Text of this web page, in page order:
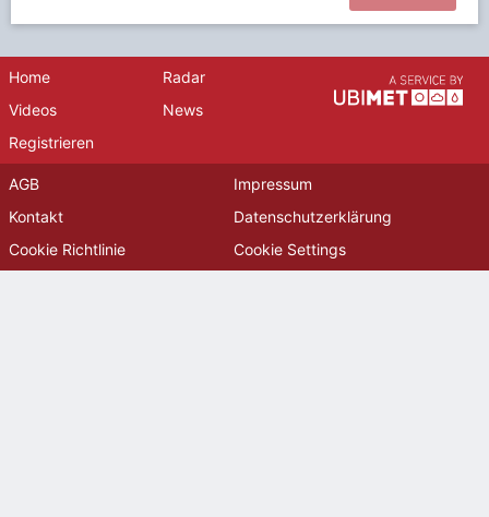
Home
Radar
Videos
News
Registrieren
AGB
Impressum
Kontakt
Datenschutzerklärung
Cookie Richtlinie
Cookie Settings